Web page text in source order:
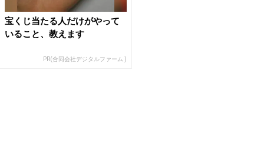
宝くじ当たる人だけがやって
いること、教えます
PR(合同会社デジタルファーム )